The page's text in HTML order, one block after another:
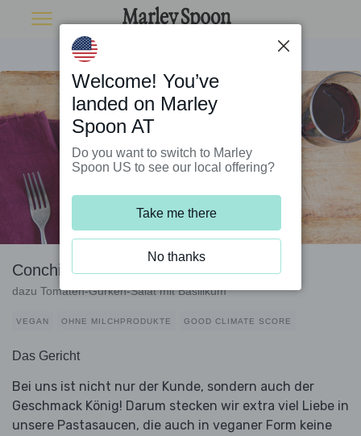
Conchiglie mit Cashew-Mais-Sauce
dazu Tomaten-Gurken-Salat mit Basilikum
VEGAN OHNE MILCHPRODUKTE GOOD CLIMATE SCORE
Das Gericht
Bei uns ist nicht nur der Kunde, sondern auch der
Geschmack König! Darum stecken wir extra viel Liebe in
unsere Pastasaucen, die auch in veganer Form keine
Welcome! You’ve
landed on Marley
Spoon AT
Do you want to switch to Marley
Spoon US to see our local offering?
Take me there
No thanks